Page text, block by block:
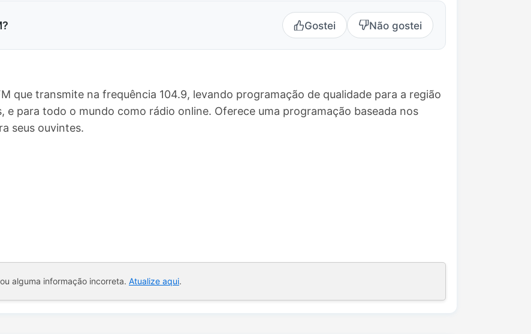
Gostei Não gostei
que transmite na frequência 104.9, levando programação de qualidade para a região
e para todo o mundo como rádio online. Oferece uma programação baseada nos
seus ouvintes.
alguma informação incorreta. Atualize aqui.